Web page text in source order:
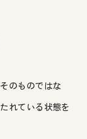
のものではな
れている状態を